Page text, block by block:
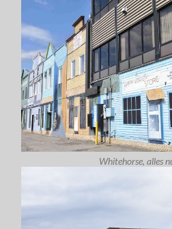
Whitehorse, alles